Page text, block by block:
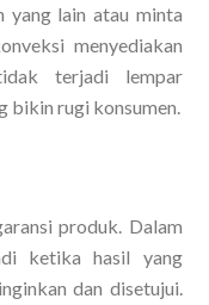
yang lain atau minta
menyediakan
terjadi lempar
bikin rugi konsumen.
produk. Dalam
ketika hasil yang
dan disetujui.